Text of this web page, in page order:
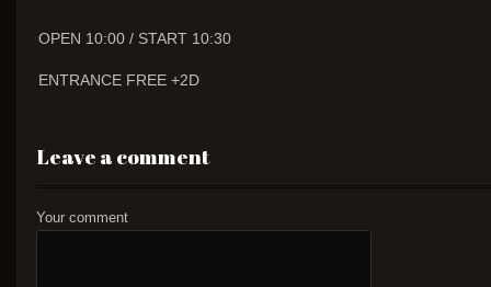
OPEN 10:00 / START 10:30
ENTRANCE FREE +2D
Leave a comment
Your comment